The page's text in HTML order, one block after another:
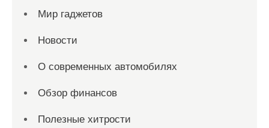
Мир гаджетов
Новости
О современных автомобилях
Обзор финансов
Полезные хитрости